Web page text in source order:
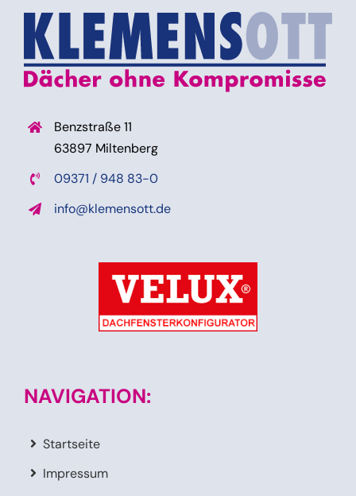
Benzstraße 11
63897 Miltenberg
09371 / 948 83-0
info@klemensott.de
NAVIGATION:
Startseite
Impressum